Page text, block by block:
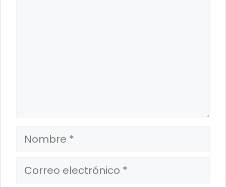
Nombre
Correo
electrónico